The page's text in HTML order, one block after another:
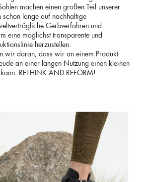
machen einen großen Teil unserer
lange auf nachhaltige
Gerbverfahren und
eine möglichst transparente und
herzustellen.
wir daran, dass wir an einem Produkt
an einer langen Nutzung einen kleinen
RETHINK AND REFORM!